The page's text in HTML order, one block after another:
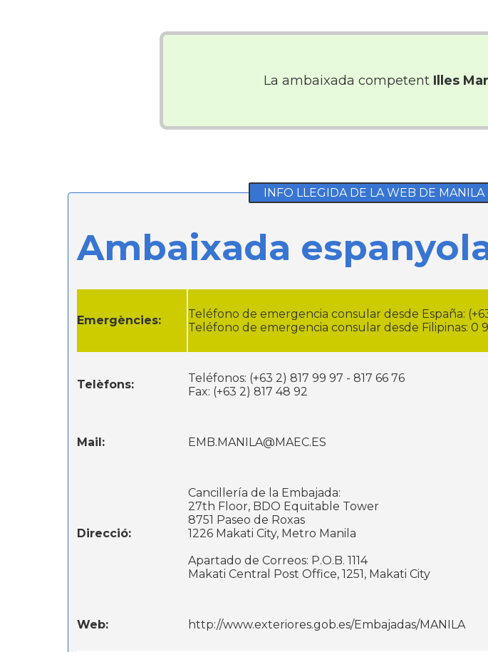
La ambaixada competent Illes
INFO LLEGIDA DE LA WEB DE MANILA
Ambaixada
Emergències:
Teléfono de emergencia consular desde España:
Teléfono de emergencia consular desde Filipinas: 0
Telèfons:
Teléfonos: (+63 2) 817 99 97 - 817 66 76
Fax: (+63 2) 817 48 92
Mail: EMB.MANILA@MAEC.ES
Direcció:
Cancillería de la Embajada:
27th Floor, BDO Equitable Tower
8751 Paseo de Roxas
1226 Makati City, Metro Manila
Apartado de Correos: P.O.B. 1114
Makati Central Post Office, 1251, Makati City
Web: http://www.exteriores.gob.es/Embajadas/MANILA